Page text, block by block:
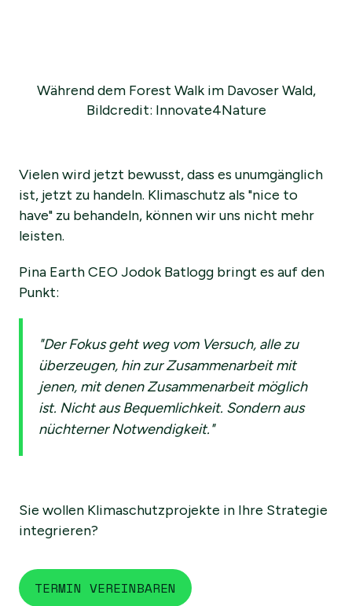
Während dem Forest Walk im Davoser Wald,
Bildcredit: Innovate4Nature
Vielen wird jetzt bewusst, dass es unumgänglich
ist, jetzt zu handeln. Klimaschutz als "nice to
have" zu behandeln, können wir uns nicht mehr
leisten.
Pina Earth CEO Jodok Batlogg bringt es auf den
Punkt:
"Der Fokus geht weg vom Versuch, alle zu
überzeugen, hin zur Zusammenarbeit mit
jenen, mit denen Zusammenarbeit möglich
ist. Nicht aus Bequemlichkeit. Sondern aus
nüchterner Notwendigkeit."
Sie wollen Klimaschutzprojekte in Ihre Strategie
integrieren?
TERMIN VEREINBAREN